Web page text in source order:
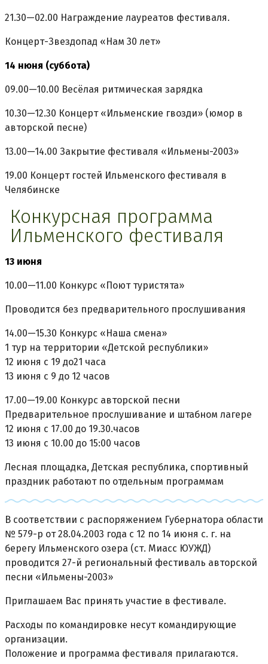
21.30—02.00 Награждение лауреатов фестиваля.
Концерт-Звездопад «Нам 30 лет»
14 нюня (суббота)
09.00—10.00 Весёлая ритмическая зарядка
10.30—12.30 Концерт «Ильменские гвозди» (юмор в
авторской песне)
13.00—14.00 Закрытие фестиваля «Ильмены-2003»
19.00 Концерт гостей Ильменского фестиваля в
Челябинске
Конкурсная программа
Ильменского фестиваля
13 июня
10.00—11.00 Конкурс «Поют туристята»
Проводится без предварительного прослушивания
14.00—15.30 Конкурс «Наша смена»
1 тур на территории «Детской республики»
12 июня с 19 до21 часа
13 июня с 9 до 12 часов
17.00—19.00 Конкурс авторской песни
Предварительное прослушивание и штабном лагере
12 июня с 17.00 до 19.30.часов
13 июня с 10.00 до 15:00 часов
Лесная площадка, Детская республика, спортивный
праздник работают по отдельным программам
В соответствии с распоряжением Губернатора области
№ 579-р от 28.04.2003 года с 12 по 14 июня с. г. на
берегу Ильменского озера (ст. Миасс ЮУЖД)
проводится 27-й региональный фестиваль авторской
песни «Ильмены-2003»
Приглашаем Вас принять участие в фестивале.
Расходы по командировке несут командирующие
организации.
Положение и программа фестиваля прилагаются.